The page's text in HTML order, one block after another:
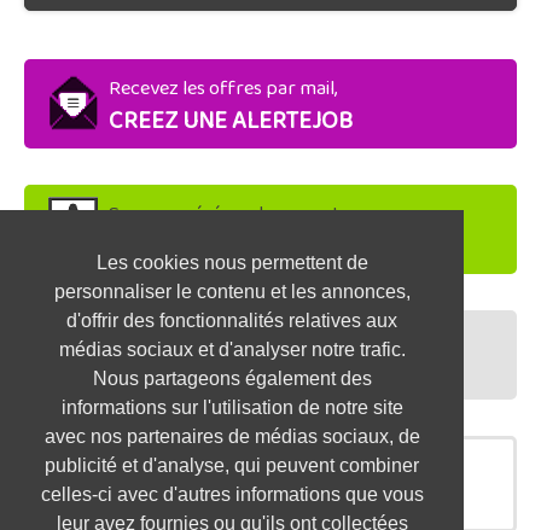
Les cookies nous permettent de
personnaliser le contenu et les annonces,
d'offrir des fonctionnalités relatives aux
médias sociaux et d'analyser notre trafic.
Nous partageons également des
informations sur l'utilisation de notre site
avec nos partenaires de médias sociaux, de
publicité et d'analyse, qui peuvent combiner
celles-ci avec d'autres informations que vous
leur avez fournies ou qu'ils ont collectées
Recevez les offres par mail,
CREEZ UNE ALERTEJOB
Soyez repéré par les recruteurs,
DEPOSEZ VOTRE CV
Préparez vos entretiens,
TESTEZ-VOUS
OFFRES SIMILAIRES